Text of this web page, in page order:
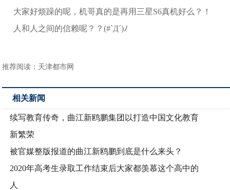
大家好烦躁的呢，机哥真的是再用三星S6真机好么？！
人和人之间的信赖呢？？(#`Д´)ﾉ
推荐阅读： 天津都市网
相关新闻
续写教育传奇，曲江新鸥鹏集团以打造中国文化教育
新繁荣
被官媒整版报道的曲江新鸥鹏到底是什么来头？
2020年高考生录取工作结束后大家都羡慕这个高中的
人